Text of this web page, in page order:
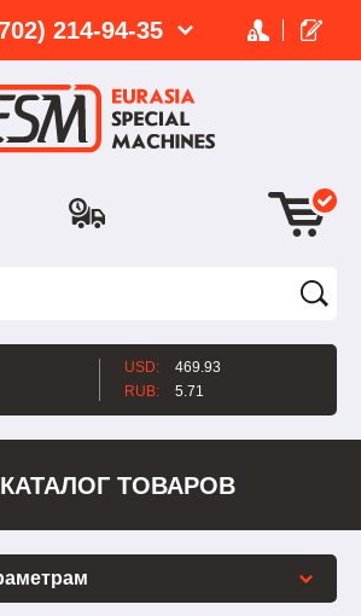
214-94-35
USD:
469.93
RUB:
5.71
КАТАЛОГ ТОВАРОВ